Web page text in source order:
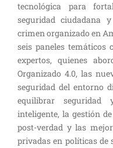
tecnológica para
seguridad ciudadana
crimen organizado en
seis paneles temáticos
expertos, quienes
Organizado 4.0, las
seguridad del entorno
equilibrar
inteligente, la gestión
post-verdad y las
privadas en políticas de